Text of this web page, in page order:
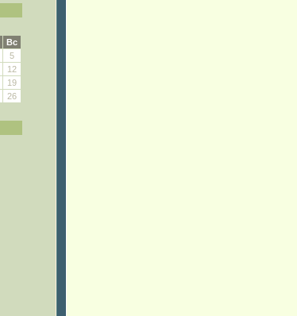
Вс
5
12
19
26